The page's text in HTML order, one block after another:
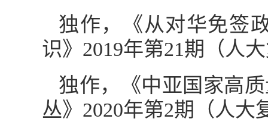
独作，《从对华免签
识》2019年第21期（人
独作，《中亚国家高
丛》2020年第2期（人大